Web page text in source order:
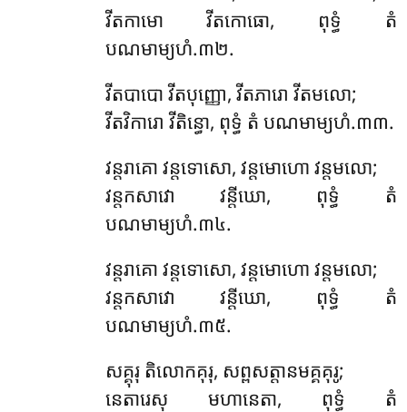
វីតកាមោ វីតកោធោ, ពុទ្ធំ តំ
បណមាម្យហំ.៣២.
វីតបាបោ វីតបុញ្ញោ, វីតភារោ វីតមលោ;
វីតវិការោ វីតិន្ធោ, ពុទ្ធំ តំ បណមាម្យហំ.៣៣.
វន្តរាគោ វន្តទោសោ, វន្តមោហោ វន្តមលោ;
វន្តកសាវោ វន្តីឃោ, ពុទ្ធំ តំ
បណមាម្យហំ.៣៤.
វន្តរាគោ វន្តទោសោ, វន្តមោហោ វន្តមលោ;
វន្តកសាវោ វន្តីឃោ, ពុទ្ធំ តំ
បណមាម្យហំ.៣៥.
សគ្គុរុ តិលោកគុរុ, សព្ពសត្តានមគ្គគុរូ;
នេតារេសុ មហានេតា, ពុទ្ធំ តំ